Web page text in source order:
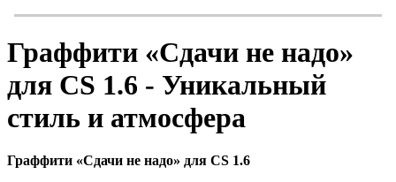
Граффити «Сдачи не надо»
для CS 1.6 - Уникальный
стиль и атмосфера
Граффити «Сдачи не надо» для CS 1.6